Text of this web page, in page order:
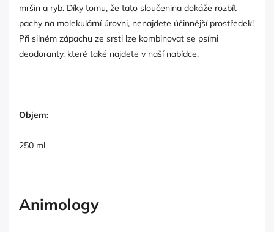
mršin a ryb. Díky tomu, že tato sloučenina dokáže rozbít
pachy na molekulární úrovni, nenajdete účinnější prostředek!
Při silném zápachu ze srsti lze kombinovat se psími
deodoranty, které také najdete v naší nabídce.
Objem:
250 ml
Animology